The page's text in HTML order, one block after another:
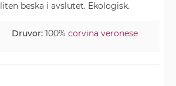
liten beska i avslutet. Ekologisk.
Druvor: 100%corvina veronese